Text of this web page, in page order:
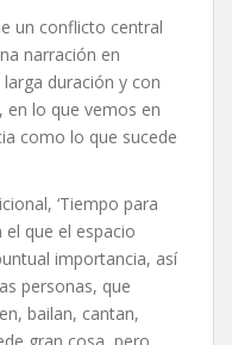
un conflicto central
narración en
duración y con
en lo que vemos en
como lo que sucede
‘Tiempo para
que el espacio
importancia, así
personas, que
bailan, cantan,
gran cosa, pero